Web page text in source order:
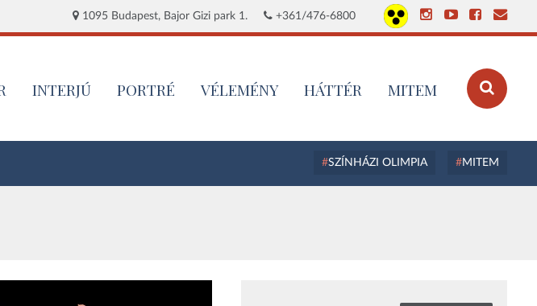
1095 Budapest, Bajor Gizi park 1. +361/476-6800
INTERJÚ PORTRÉ VÉLEMÉNY HÁTTÉR MITEM
SZÍNHÁZI OLIMPIA MITEM